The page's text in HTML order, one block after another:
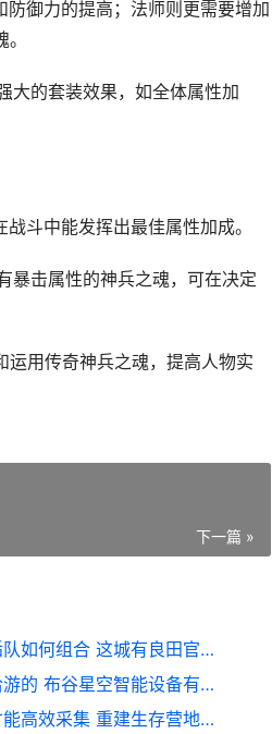
御力的提高；法师则更需要增加
大的套装效果，如全体属性加
斗中能发挥出最佳属性加成。
暴击属性的神兵之魂，可在决定
运用传奇神兵之魂，提高人物实
下一篇 »
这城有良田官府无垢队如何组合 这城有良田官府差役画像升到5星怎办
星布谷地是不是米哈游的 布谷星空智能设备有限公司
重建生存营地怎样才能高效采集 重建生存营地怎么移动建筑